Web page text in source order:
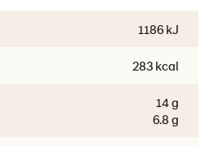
1186 kJ
283 kcal
14 g
6.8 g